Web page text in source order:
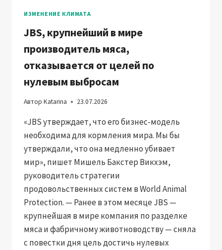
ИЗМЕНЕНИЕ КЛИМАТА
JBS, крупнейший в мире
производитель мяса,
отказывается от целей по
нулевым выбросам
Автор Katarina 23.07.2026
«JBS утверждает, что его бизнес-модель
необходима для кормления мира. Мы бы
утверждали, что она медленно убивает
мир», пишет Мишель Бакстер Викхэм,
руководитель стратегии
продовольственных систем в World Animal
Protection. — Ранее в этом месяце JBS —
крупнейшая в мире компания по разделке
мяса и фабричному животноводству — сняла
с повестки дня цель достичь нулевых